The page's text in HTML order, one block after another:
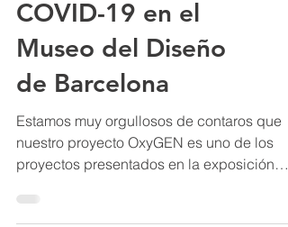
Diseños contra la
COVID-19 en el
Museo del Diseño
de Barcelona
Estamos muy orgullosos de contaros que
nuestro proyecto OxyGEN es uno de los
proyectos presentados en la exposición